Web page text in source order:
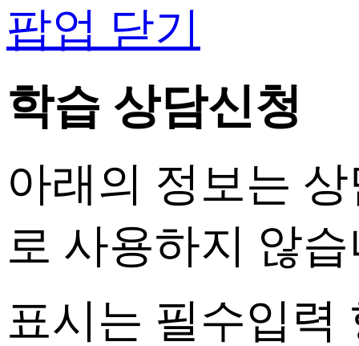
팝업 닫기
학습 상담신청
아래의 정보는
로 사용하지 않
표시는 필수입력